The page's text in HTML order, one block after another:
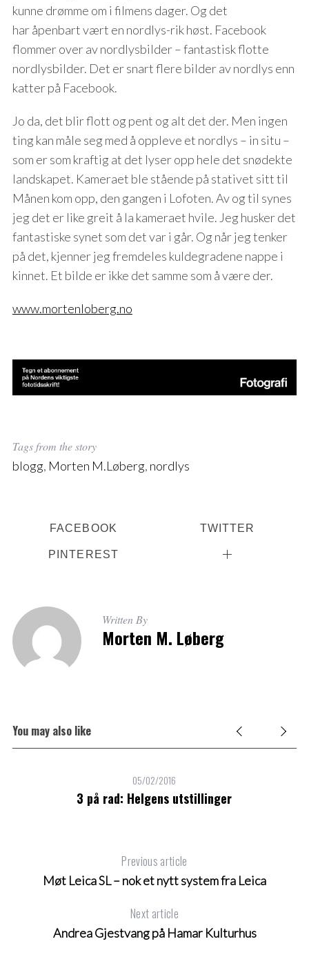
kunne drømme om i filmens dager. Og det
har åpenbart vært en nordlys-rik høst. Facebook
flommer over av nordlysbilder – fantastisk flotte
nordlysbilder. Det er snart flere bilder av nordlys enn
katter på Facebook.
Jo da, det blir flott og pent og alt det der. Men ingen
ting kan måle seg med å oppleve et nordlys – in situ –
som er som kraftig at det lyser opp hele det snødekte
landskapet. Kameraet ble stående på stativet sitt til
Månen kom opp, den gangen i Lofoten. Av og til synes
jeg det er like greit å la kameraet hvile. Jeg husker det
fantastiske synet som det var i går. Og når jeg tenker
på det, kjenner jeg fremdeles kuldegradene nappe i
kinnet. Et bilde er ikke det samme som å være der.
www.mortenloberg.no
Tags from the story
blogg, Morten M.Løberg, nordlys
FACEBOOK TWITTER
PINTEREST
Written By
Morten M. Løberg
You may also like
05/02/2016
3 på rad: Helgens utstillinger
Previous article
Møt Leica SL – nok et nytt system fra Leica
Next article
Andrea Gjestvang på Hamar Kulturhus